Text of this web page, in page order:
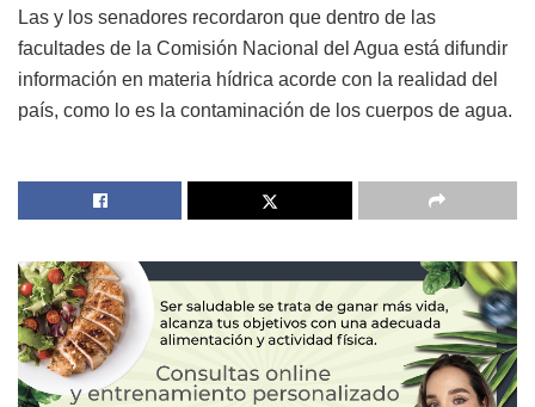
Las y los senadores recordaron que dentro de las
facultades de la Comisión Nacional del Agua está difundir
información en materia hídrica acorde con la realidad del
país, como lo es la contaminación de los cuerpos de agua.